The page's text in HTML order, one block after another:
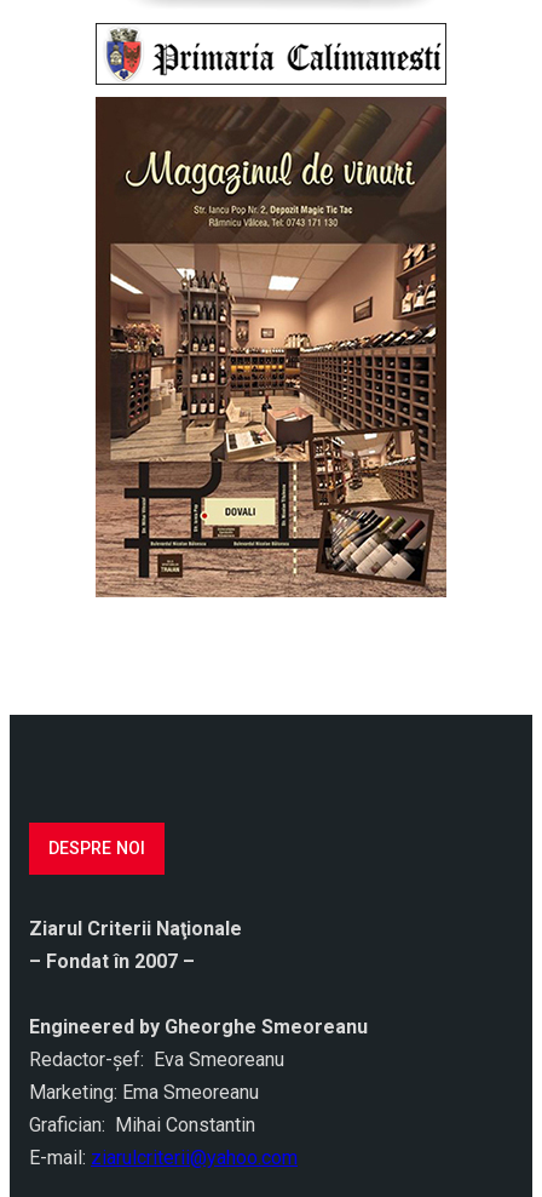
DESPRE NOI
Ziarul Criterii Naţionale
– Fondat în 2007 –
Engineered by Gheorghe Smeoreanu
Redactor-şef: Eva Smeoreanu
Marketing: Ema Smeoreanu
Grafician: Mihai Constantin
E-mail: ziarulcriterii@yahoo.com